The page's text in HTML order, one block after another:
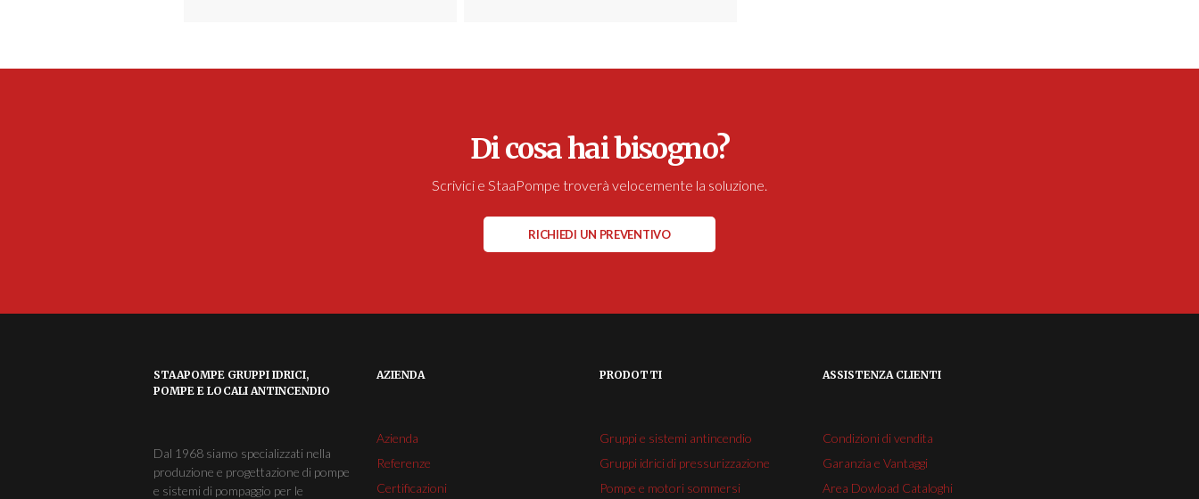
Di cosa hai bisogno?
Scrivici e StaaPompe troverà velocemente la soluzione.
RICHIEDI UN PREVENTIVO
STAAPOMPE GRUPPI IDRICI,
POMPE E LOCALI ANTINCENDIO
Dal 1968 siamo specializzati nella
produzione e progettazione di pompe
e sistemi di pompaggio per le
AZIENDA
Azienda
Referenze
Certificazioni
PRODOTTI
Gruppi e sistemi antincendio
Gruppi idrici di pressurizzazione
Pompe e motori sommersi
ASSISTENZA CLIENTI
Condizioni di vendita
Garanzia e Vantaggi
Area Dowload Cataloghi